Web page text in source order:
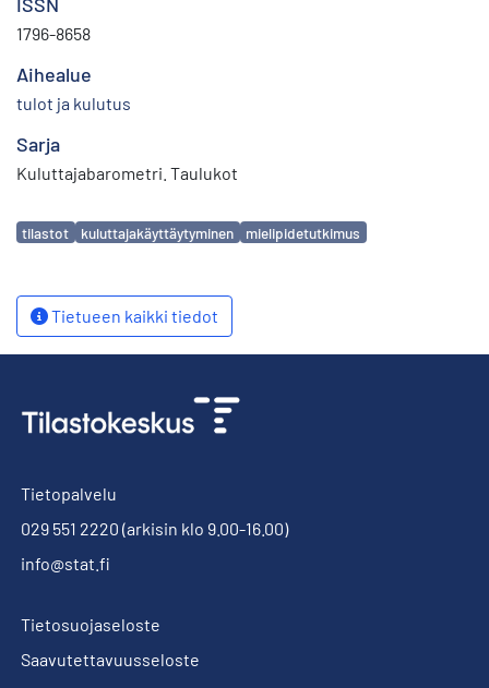
ISSN
1796-8658
Aihealue
tulot ja kulutus
Sarja
Kuluttajabarometri. Taulukot
Avainsanat
tilastot kuluttajakäyttäytyminen mielipidetutkimus
Tietueen kaikki tiedot
Tietopalvelu
029 551 2220 (arkisin klo 9.00-16.00)
info@stat.fi
Tietosuojaseloste
Saavutettavuusseloste